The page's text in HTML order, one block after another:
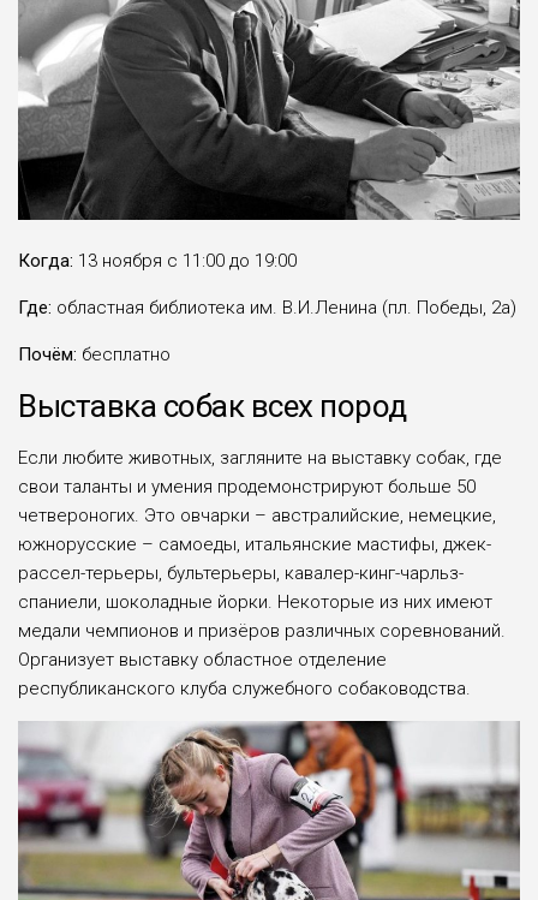
Когда: 13 ноября с 11:00 до 19:00
Где: областная библиотека им. В.И.Ленина (пл. Победы, 2а)
Почём: бесплатно
Выставка собак всех пород
Если любите животных, загляните на выставку собак, где
свои таланты и умения продемонстрируют больше 50
четвероногих. Это овчарки – австралийские, немецкие,
южнорусские – самоеды, итальянские мастифы, джек-
рассел-терьеры, бультерьеры, кавалер-кинг-чарльз-
спаниели, шоколадные йорки. Некоторые из них имеют
медали чемпионов и призёров различных соревнований.
Организует выставку областное отделение
республиканского клуба служебного собаководства.